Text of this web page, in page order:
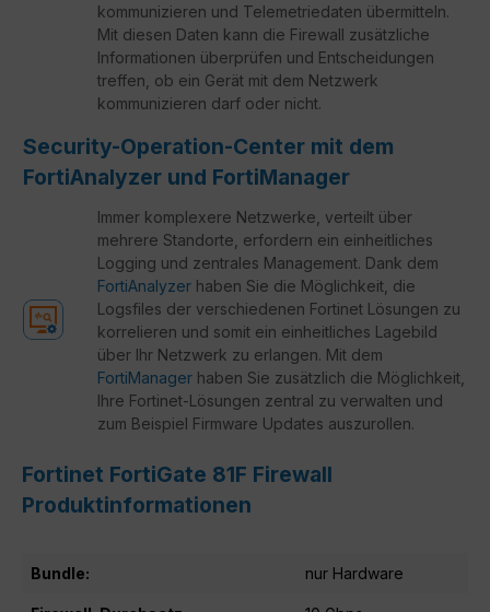
kommunizieren und Telemetriedaten übermitteln.
Mit diesen Daten kann die Firewall zusätzliche
Informationen überprüfen und Entscheidungen
treffen, ob ein Gerät mit dem Netzwerk
kommunizieren darf oder nicht.
Security-Operation-Center mit dem
FortiAnalyzer und FortiManager
Immer komplexere Netzwerke, verteilt über
mehrere Standorte, erfordern ein einheitliches
Logging und zentrales Management. Dank dem
FortiAnalyzer haben Sie die Möglichkeit, die
Logsfiles der verschiedenen Fortinet Lösungen zu
korrelieren und somit ein einheitliches Lagebild
über Ihr Netzwerk zu erlangen. Mit dem
FortiManager haben Sie zusätzlich die Möglichkeit,
Ihre Fortinet-Lösungen zentral zu verwalten und
zum Beispiel Firmware Updates auszurollen.
Fortinet FortiGate 81F Firewall
Produktinformationen
Bundle: nur Hardware